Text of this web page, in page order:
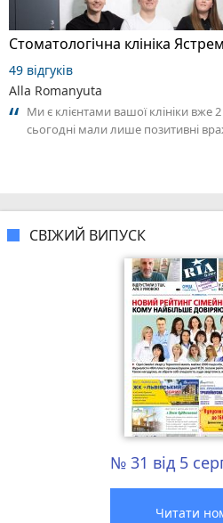
Стоматологічна клініка
49 відгуків
Alla Romanyuta
Ми є клієнтами вашої клініки вже
сьогодні мали лише позитивні
СВІЖИЙ ВИПУСК
№ 31 від 5
Читати